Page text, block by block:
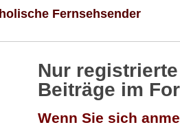
Fernsehsender
Nur
Beiträge im
Wenn Sie sich